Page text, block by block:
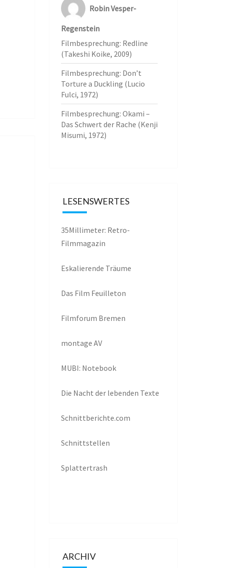
Robin Vesper-
Regenstein
Filmbesprechung: Redline
(Takeshi Koike, 2009)
Filmbesprechung: Don’t
Torture a Duckling (Lucio
Fulci, 1972)
Filmbesprechung: Okami –
Das Schwert der Rache (Kenji
Misumi, 1972)
LESENSWERTES
35Millimeter: Retro-
Filmmagazin
Eskalierende Träume
Das Film Feuilleton
Filmforum Bremen
montage AV
MUBI: Notebook
Die Nacht der lebenden Texte
Schnittberichte.com
Schnittstellen
Splattertrash
ARCHIV